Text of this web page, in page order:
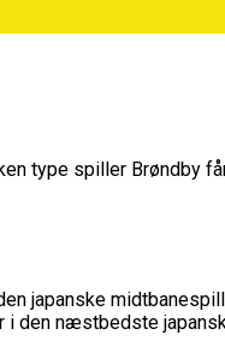
type spiller Brøndby
japanske
den næstbedste